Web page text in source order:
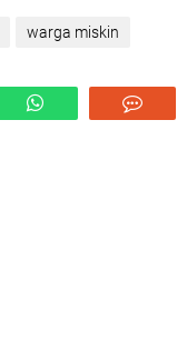
warga miskin